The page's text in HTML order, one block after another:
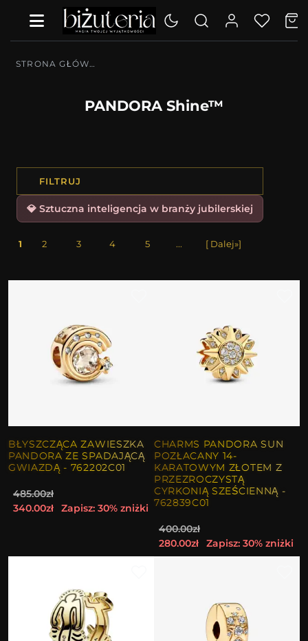
STRONA GŁÓWNA
PANDORA Shine™
FILTRUJ
💎 Sztuczna inteligencja w branży jubilerskiej
1 2 3 4 5 ... [ Dalej»]
BŁYSZCZĄCA ZAWIESZKA
PANDORA ZE SPADAJĄCĄ
GWIAZDĄ - 762202C01
485.00zł
340.00zł
Zapisz: 30% zniżki
CHARMS PANDORA SUN
POZŁACANY 14-
KARATOWYM ZŁOTEM Z
PRZEZROCZYSTĄ
CYRKONIĄ SZEŚCIENNĄ -
762839C01
400.00zł
280.00zł
Zapisz: 30% zniżki